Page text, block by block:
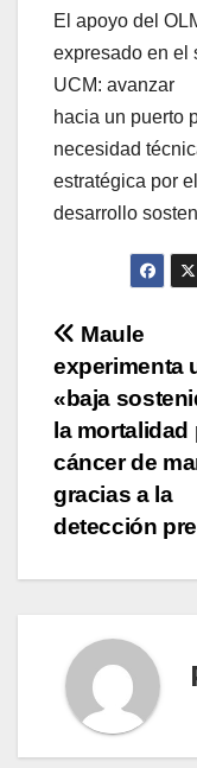
El apoyo del
expresado en el
UCM: avanzar
hacia un puerto
necesidad
estratégica por
desarrollo
de
Maule
experimenta
«baja
la mortalidad
cáncer de
gracias a la
detección